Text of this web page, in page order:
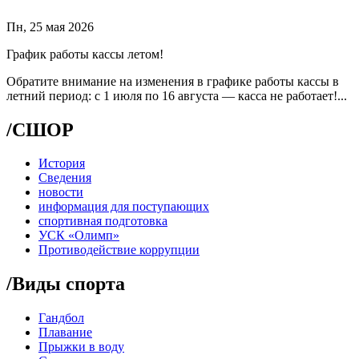
Пн, 25 мая 2026
График работы кассы летом!
Обратите внимание на изменения в графике работы кассы в
летний период: с 1 июля по 16 августа — касса не работает!...
/СШОР
История
Сведения
новости
информация для поступающих
спортивная подготовка
УСК «Олимп»
Противодействие коррупции
/Виды спорта
Гандбол
Плавание
Прыжки в воду